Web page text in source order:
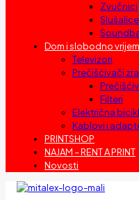
Zvučnici
Slušalice
Dom i slobodno
Televizori
Prečišćivači
Filteri
Električna
Kablovi i
PRINTSHOP
NAJAM – RENT A PRINT
Novosti